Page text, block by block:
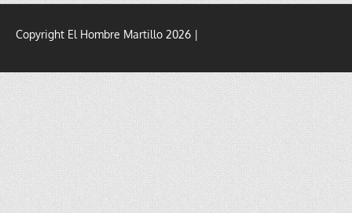
Copyright El Hombre Martillo 2026 |